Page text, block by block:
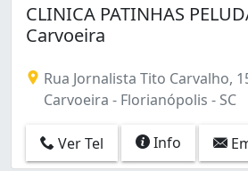
CLINICA PATINHAS
Carvoeira
Rua Jornalista Tito Carvalho,
Carvoeira - Florianópolis - SC
Ver Tel Info